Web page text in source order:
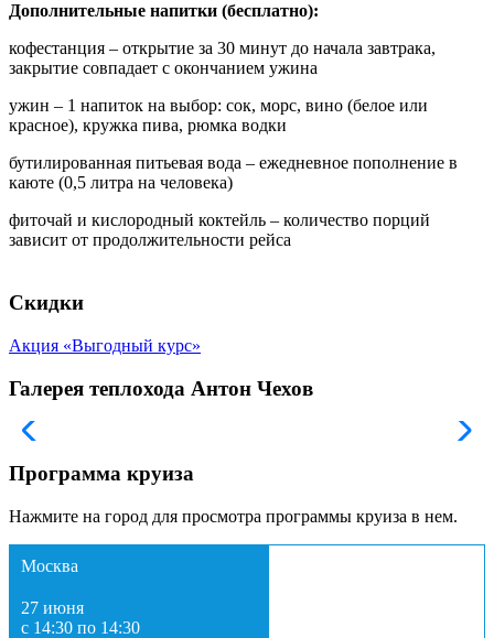
Дополнительные напитки (бесплатно):
кофестанция – открытие за 30 минут до начала завтрака,
закрытие совпадает с окончанием ужина
ужин – 1 напиток на выбор: сок, морс, вино (белое или
красное), кружка пива, рюмка водки
бутилированная питьевая вода – ежедневное пополнение в
каюте (0,5 литра на человека)
фиточай и кислородный коктейль – количество порций
зависит от продолжительности рейса
Скидки
Акция «Выгодный курс»
Галерея теплохода Антон Чехов
Программа круиза
Нажмите на город для просмотра программы круиза в нем.
Москва
27 июня
с 14:30 по 14:30